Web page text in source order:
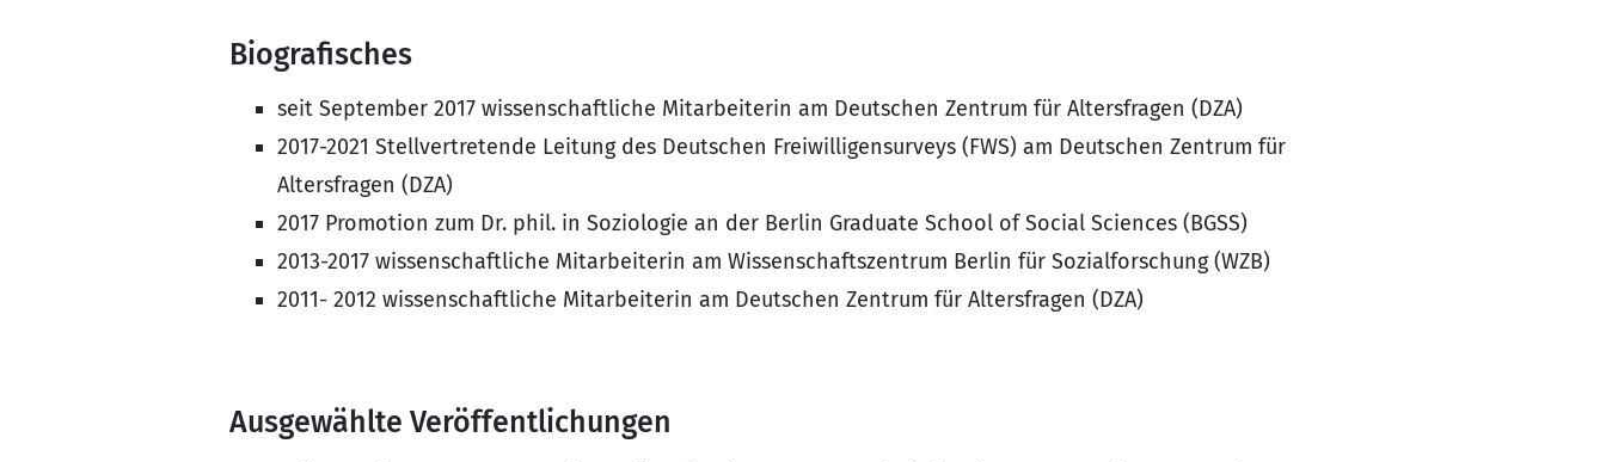
Biografisches
seit September 2017 wissenschaftliche Mitarbeiterin am Deutschen Zentrum für Altersfragen (DZA)
2017-2021 Stellvertretende Leitung des Deutschen Freiwilligensurveys (FWS) am Deutschen Zentrum für
Altersfragen (DZA)
2017 Promotion zum Dr. phil. in Soziologie an der Berlin Graduate School of Social Sciences (BGSS)
2013-2017 wissenschaftliche Mitarbeiterin am Wissenschaftszentrum Berlin für Sozialforschung (WZB)
2011- 2012 wissenschaftliche Mitarbeiterin am Deutschen Zentrum für Altersfragen (DZA)
Ausgewählte Veröffentlichungen